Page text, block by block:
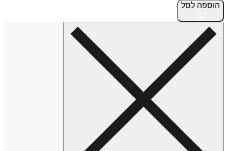
הוספה לסל